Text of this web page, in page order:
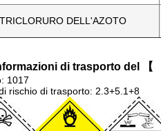
TRICLORURO DELL'AZOTO
di trasporto del 【
1017
rischio di trasporto: 2.3+5.1+8